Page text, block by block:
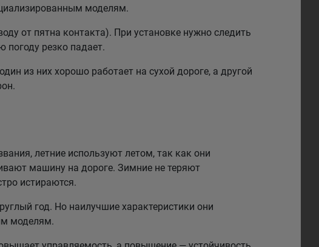
моделям.
от пятна контакта). При установке нужно следить
погоду резко падает.
из них хорошо работает на сухой дороге, а другой
летние используют летом, так как они
машину на дороге. Зимние не теряют
истираются.
год. Но наилучшие характеристики они
моделям.